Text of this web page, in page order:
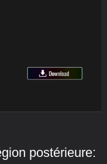
postérieure: